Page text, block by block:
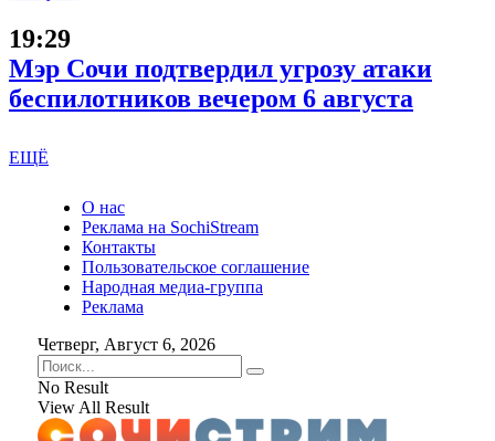
19:29
Мэр Сочи подтвердил угрозу атаки
беспилотников вечером 6 августа
ЕЩЁ
О нас
Реклама на SochiStream
Контакты
Пользовательское соглашение
Народная медиа-группа
Реклама
Четверг, Август 6, 2026
No Result
View All Result